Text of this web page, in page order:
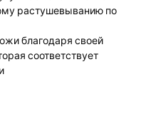
растушевыванию по
благодаря своей
соответствует